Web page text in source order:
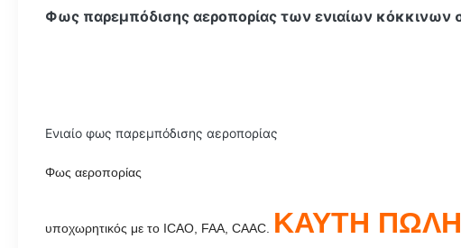
Φως παρεμπόδισης αεροπορίας των ενιαίων κόκκινων
Ενιαίο φως παρεμπόδισης αεροπορίας
Φως αεροπορίας
υποχωρητικός με το ICAO, FAA, CAAC. ΚΑΥΤΗ